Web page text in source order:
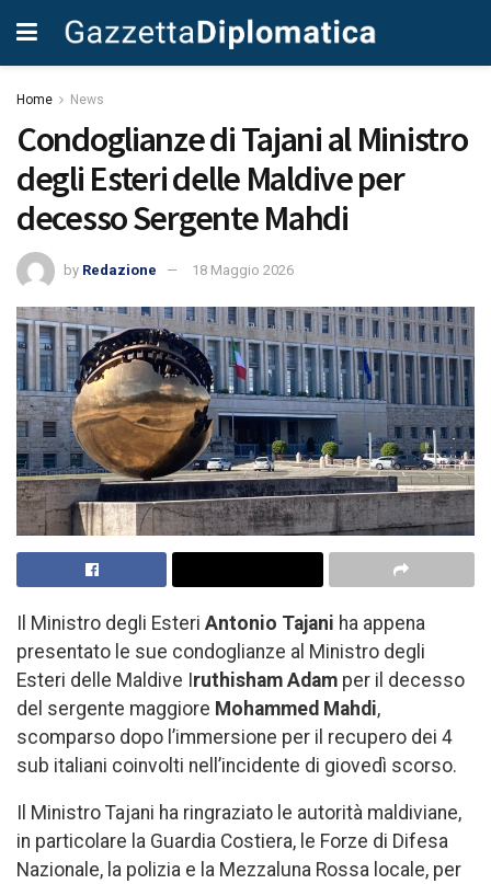
Home News
Condoglianze di Tajani al Ministro
degli Esteri delle Maldive per
decesso Sergente Mahdi
by Redazione 18 Maggio 2026
Il Ministro degli Esteri Antonio Tajani ha appena
presentato le sue condoglianze al Ministro degli
Esteri delle Maldive Iruthisham Adam per il decesso
del sergente maggiore Mohammed Mahdi,
scomparso dopo l’immersione per il recupero dei 4
sub italiani coinvolti nell’incidente di giovedì scorso.
Il Ministro Tajani ha ringraziato le autorità maldiviane,
in particolare la Guardia Costiera, le Forze di Difesa
Nazionale, la polizia e la Mezzaluna Rossa locale, per